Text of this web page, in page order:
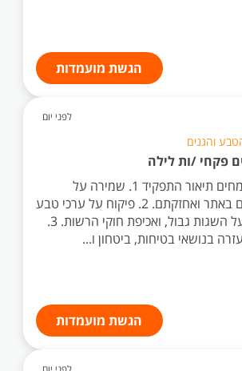
הגשת מועמדות
לפני יום
והגנים
פקחי /ות לילה
גן לאומי חוף פלמחים תיאור התפקיד 1. שמירה על
תקינות המתקנים באתר ואחזקתם. 2. פיקוח על ערכי טבע
ומורשת, פיקוח על השגות גבול, ואכיפת חוקי הרשות. 3.
הגשת מועמדות